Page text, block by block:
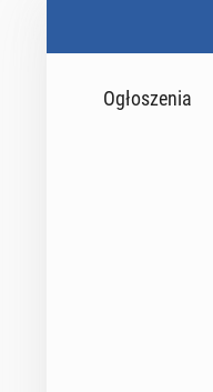
Ogłoszenia